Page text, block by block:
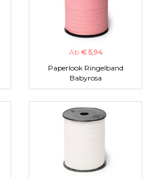
Ab € 5,94
Paperlook Ringelband
Babyrosa